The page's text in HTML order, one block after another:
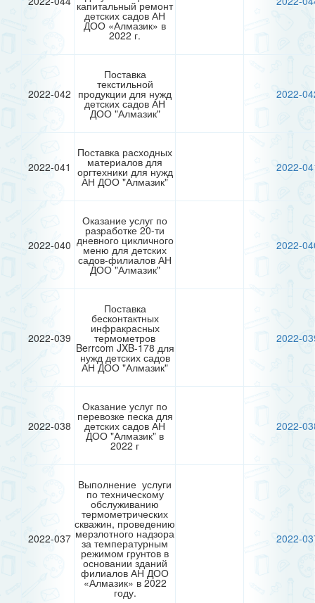
капитальный ремонт
детских садов АН
ДОО «Алмазик» в
2022 г.
2022-042
Поставка
текстильной
продукции для нужд
детских садов АН
ДОО "Алмазик"
2022-
2022-041
Поставка расходных
материалов для
оргтехники для нужд
АН ДОО "Алмазик"
2022-
2022-040
Оказание услуг по
разработке 20-ти
дневного цикличного
меню для детских
садов-филиалов АН
ДОО "Алмазик"
2022-
2022-039
Поставка
бесконтактных
инфракрасных
термометров
Berrcom JXB-178 для
нужд детских садов
АН ДОО "Алмазик"
2022-
2022-038
Оказание услуг по
перевозке песка для
детских садов АН
ДОО "Алмазик" в
2022 г
2022-
2022-037
Выполнение услуги
по техническому
обслуживанию
термометрических
скважин, проведению
мерзлотного надзора
за температурным
режимом грунтов в
основании зданий
филиалов АН ДОО
«Алмазик» в 2022
году.
2022-